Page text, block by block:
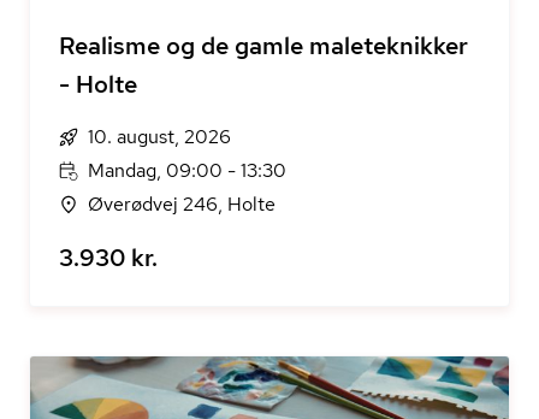
Realisme og de gamle maleteknikker
- Holte
10. august, 2026
Mandag, 09:00 - 13:30
Øverødvej 246, Holte
3.930 kr.